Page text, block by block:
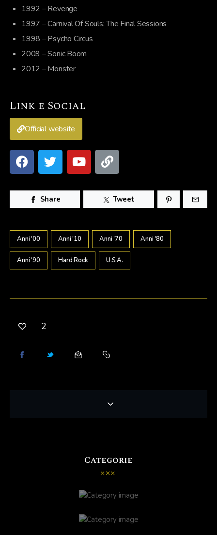
1992 – Revenge
1997 – Carnival Of Souls: The Final Sessions
1998 – Psycho Circus
2009 – Sonic Boom
2012 – Monster
Link e Social
Official website
Share Tweet
Anni '00 Anni '10 Anni '70 Anni '80
Anni '90 Hard Rock U.s.a.
2
Categorie